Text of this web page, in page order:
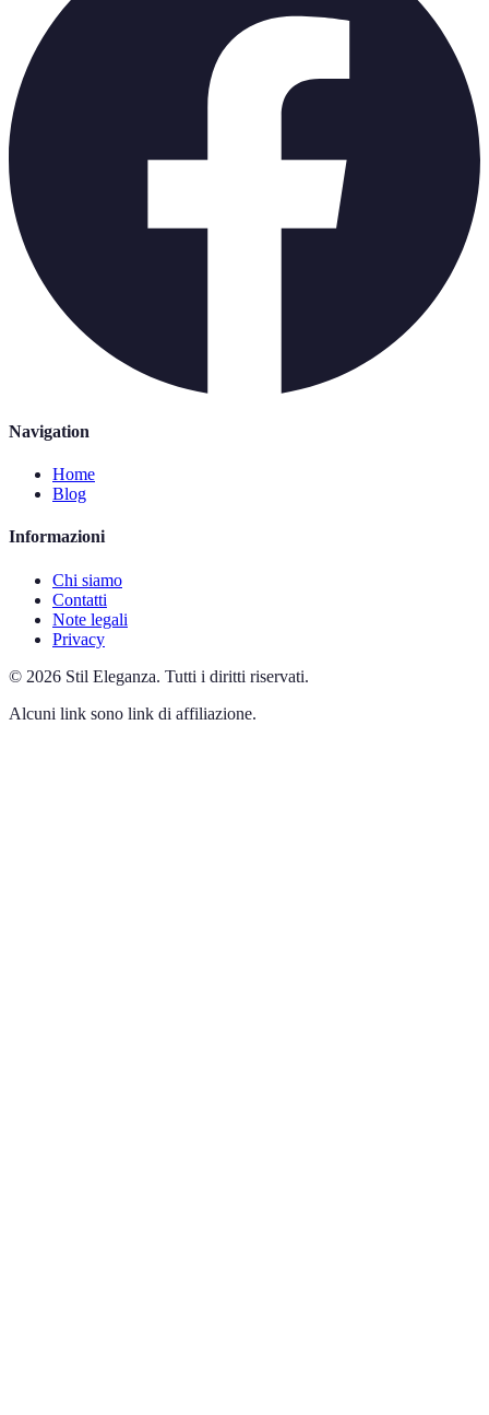
Navigation
Home
Blog
Informazioni
Chi siamo
Contatti
Note legali
Privacy
© 2026 Stil Eleganza. Tutti i diritti riservati.
Alcuni link sono link di affiliazione.